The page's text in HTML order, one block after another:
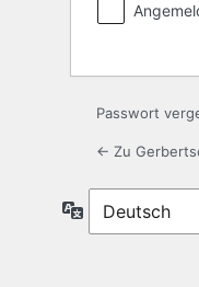
Passwort
← Zu
Sprache